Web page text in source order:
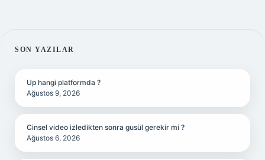
SIDEBAR
SON YAZILAR
Up hangi platformda ?
Ağustos 9, 2026
Cinsel video izledikten sonra gusül gerekir mi ?
Ağustos 6, 2026